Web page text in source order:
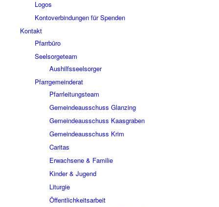
Logos
Kontoverbindungen für Spenden
Kontakt
Pfarrbüro
Seelsorgeteam
Aushilfsseelsorger
Pfarrgemeinderat
Pfarrleitungsteam
Gemeindeausschuss Glanzing
Gemeindeausschuss Kaasgraben
Gemeindeausschuss Krim
Caritas
Erwachsene & Familie
Kinder & Jugend
Liturgie
Öffentlichkeitsarbeit